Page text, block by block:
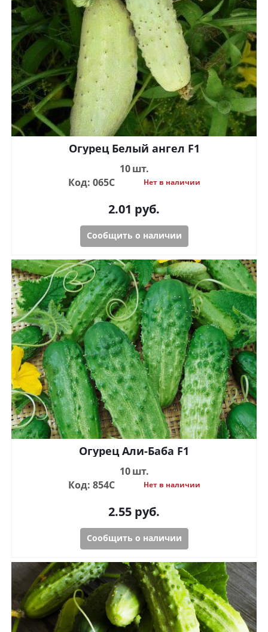
Огурец Белый ангел F1
10 шт.
Код: 065С
Нет в наличии
2.01 руб.
Сообщить о наличии
Огурец Али-Баба F1
10 шт.
Код: 854С
Нет в наличии
2.55 руб.
Сообщить о наличии